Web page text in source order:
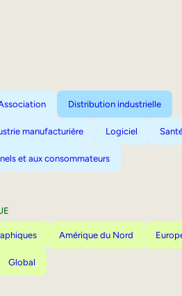
Distribution industrielle
manufacturière Logiciel
et aux consommateurs
Amérique du Nord
Global